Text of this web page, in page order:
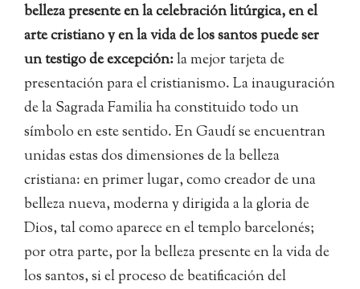
belleza presente en la celebración litúrgica, en el
arte cristiano y en la vida de los santos puede ser
un testigo de excepción:la mejor tarjeta de
presentación para el cristianismo. La inauguración
de la Sagrada Familia ha constituido todo un
símbolo en este sentido. En Gaudí se encuentran
unidas estas dos dimensiones de la belleza
cristiana: en primer lugar, como creador de una
belleza nueva, moderna y dirigida a la gloria de
Dios, tal como aparece en el templo barcelonés;
por otra parte, por la belleza presente en la vida de
los santos, si el proceso de beatificación del